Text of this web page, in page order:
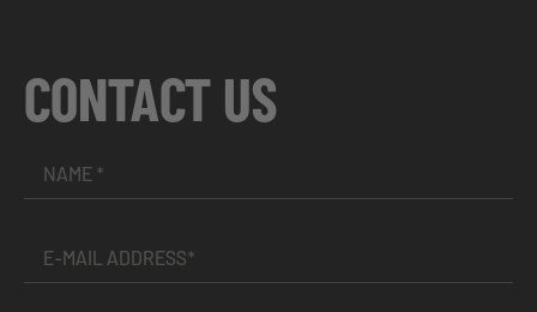
CONTACT US